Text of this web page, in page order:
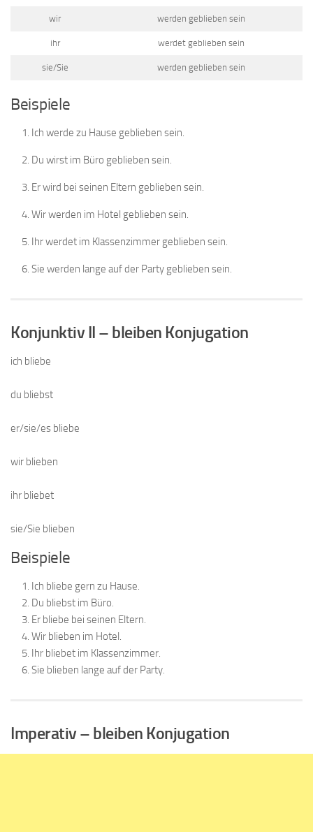
wir werden geblieben sein
ihr werdet geblieben sein
sie/Sie werden geblieben sein
Beispiele
Ich werde zu Hause geblieben sein.
Du wirst im Büro geblieben sein.
Er wird bei seinen Eltern geblieben sein.
Wir werden im Hotel geblieben sein.
Ihr werdet im Klassenzimmer geblieben sein.
Sie werden lange auf der Party geblieben sein.
Konjunktiv II – bleiben Konjugation
ich bliebe
du bliebst
er/sie/es bliebe
wir blieben
ihr bliebet
sie/Sie blieben
Beispiele
Ich bliebe gern zu Hause.
Du bliebst im Büro.
Er bliebe bei seinen Eltern.
Wir blieben im Hotel.
Ihr bliebet im Klassenzimmer.
Sie blieben lange auf der Party.
Imperativ – bleiben Konjugation